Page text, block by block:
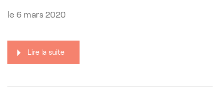
le 6 mars 2020
Lire la suite